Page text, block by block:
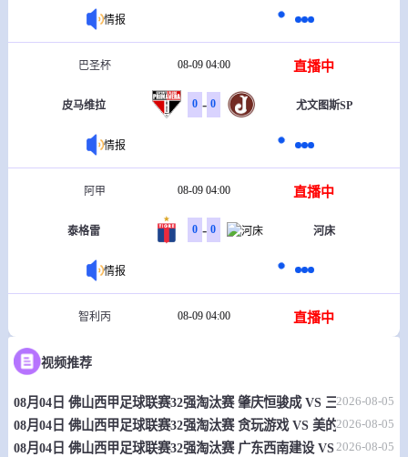
情报
巴圣杯 08-09 04:00 直播中
皮马维拉 0 - 0 尤文图斯SP
情报
阿甲 08-09 04:00 直播中
泰格雷 0 - 0 河床
情报
智利丙 08-09 04:00 直播中
奥索尔诺
情报
巴丁 08-09 04:00 直播中
视频推荐
08月04日 佛山西甲足球联赛32强淘汰赛 肇庆恒骏成 VS 三七互娱 全
2026-08-05
08月04日 佛山西甲足球联赛32强淘汰赛 贪玩游戏 VS 美的薪火 全场录
2026-08-05
08月04日 佛山西甲足球联赛32强淘汰赛 广东西南建设 VS 香港圣徒
2026-08-05